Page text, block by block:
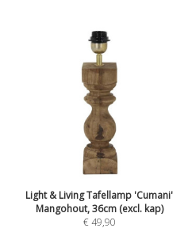
Light & Living Tafellamp 'Cumani'
Mangohout, 36cm (excl. kap)
€49,90